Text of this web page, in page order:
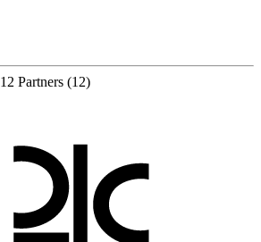
12 Partners (12)